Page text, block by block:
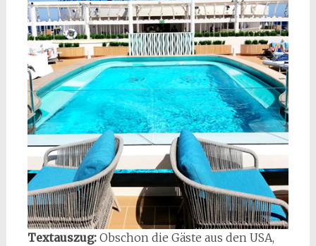
Textauszug: Obschon die Gäste aus den USA,